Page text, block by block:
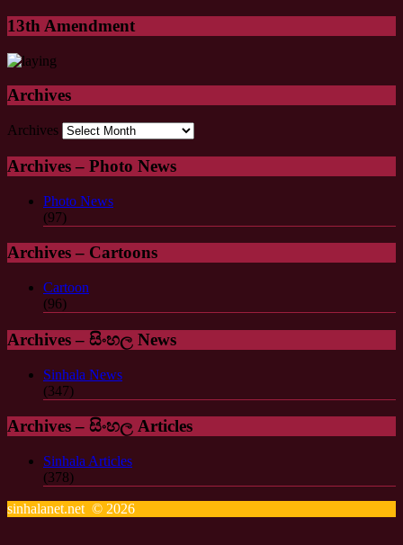
13th Amendment
Archives
Archives
Archives – Photo News
Photo News
(97)
Archives – Cartoons
Cartoon
(96)
Archives – සිංහල News
Sinhala News
(347)
Archives – සිංහල Articles
Sinhala Articles
(378)
sinhalanet.net © 2026